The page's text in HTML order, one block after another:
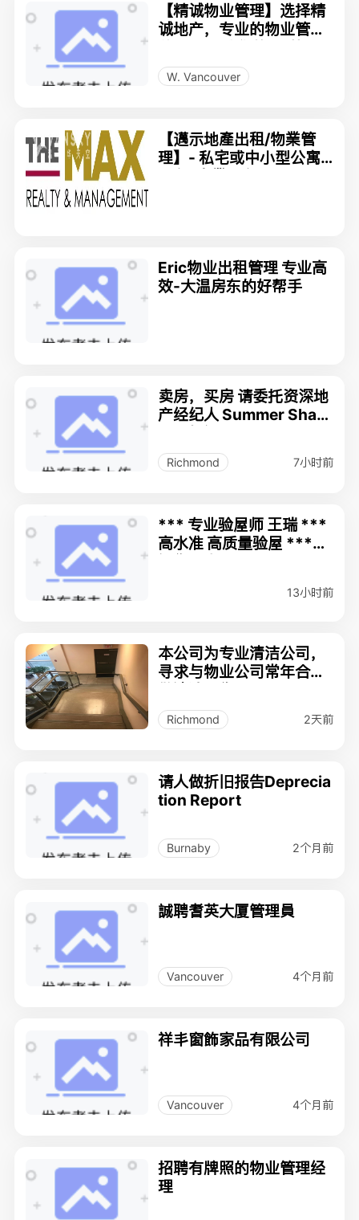
【精诚物业管理】选择精
诚地产，专业的物业管理
务帮您解决一切物业问
题！
W. Vancouver
【邁示地產出租/物業管
理】- 私宅或中小型公寓
Eric物业出租管理 专业高
效-大温房东的好帮手
卖房，买房 请委托资深地
产经纪人 Summer Sha，
Richmond 7小时前
*** 专业验屋师 王瑞 ***
高水准 高质量验屋 ***保
13小时前
本公司为专业清洁公司，
寻求与物业公司常年合作
Richmond 2天前
请人做折旧报告Deprecia
tion Report
Burnaby 2个月前
誠聘耆英大厦管理員
Vancouver 4个月前
祥丯窗飾家品有限公司
Vancouver 4个月前
招聘有牌照的物业管理经
理